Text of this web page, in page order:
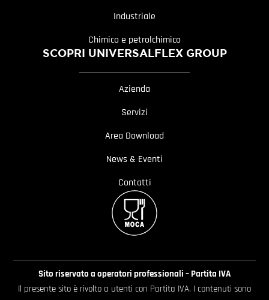
Industriale
Chimico e petrolchimico
SCOPRI UNIVERSALFLEX GROUP
Azienda
Servizi
Area Download
News & Eventi
Contatti
Sito riservato a operatori professionali – Partita IVA
Il presente sito è rivolto a utenti con Partita IVA. I contenuti sono